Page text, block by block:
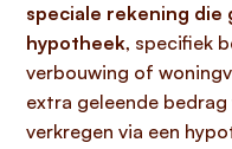
speciale rekening die
hypotheek, specifiek
verbouwing of
extra geleende
verkregen via een